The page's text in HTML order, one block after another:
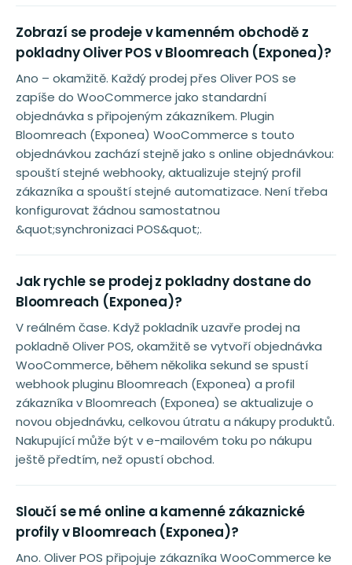
Zobrazí se prodeje v kamenném obchodě z
pokladny Oliver POS v Bloomreach (Exponea)?
Ano – okamžitě. Každý prodej přes Oliver POS se
zapíše do WooCommerce jako standardní
objednávka s připojeným zákazníkem. Plugin
Bloomreach (Exponea) WooCommerce s touto
objednávkou zachází stejně jako s online objednávkou:
spouští stejné webhooky, aktualizuje stejný profil
zákazníka a spouští stejné automatizace. Není třeba
konfigurovat žádnou samostatnou
&quot;synchronizaci POS&quot;.
Jak rychle se prodej z pokladny dostane do
Bloomreach (Exponea)?
V reálném čase. Když pokladník uzavře prodej na
pokladně Oliver POS, okamžitě se vytvoří objednávka
WooCommerce, během několika sekund se spustí
webhook pluginu Bloomreach (Exponea) a profil
zákazníka v Bloomreach (Exponea) se aktualizuje o
novou objednávku, celkovou útratu a nákupy produktů.
Nakupující může být v e-mailovém toku po nákupu
ještě předtím, než opustí obchod.
Sloučí se mé online a kamenné zákaznické
profily v Bloomreach (Exponea)?
Ano. Oliver POS připojuje zákazníka WooCommerce ke